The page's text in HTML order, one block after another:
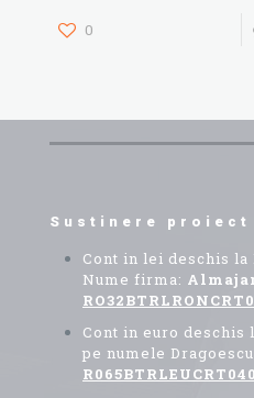
0
Sustinere proiect
Cont in lei deschis la
Nume firma:
Cont in euro deschis
pe numele